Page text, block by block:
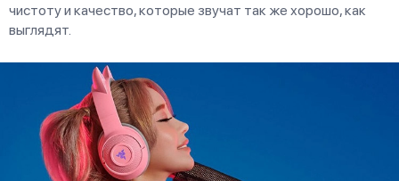
чистоту и качество, которые звучат так же хорошо, как
выглядят.